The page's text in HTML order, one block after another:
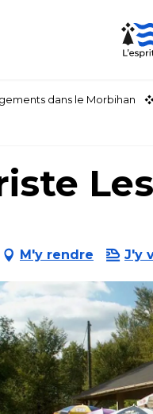
dans le Morbihan
M'y rendre J'y